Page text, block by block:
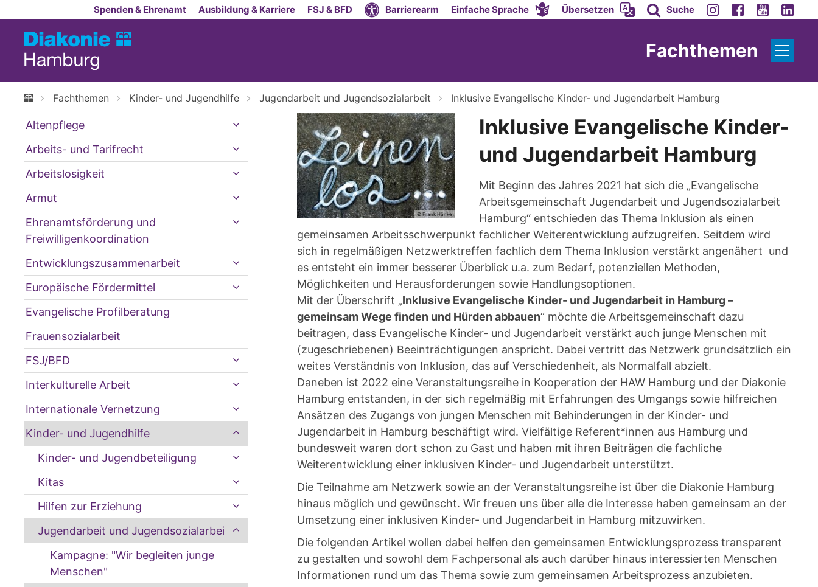
Zum Inhalt springenSpenden & Ehrenamt Ausbildung & Karriere FSJ & BFD Barrierearm Einfache Sprache Übersetzen Suche
Fachthemen
Fachthemen Kinder- und Jugendhilfe Jugendarbeit und Jugendsozialarbeit Inklusive Evangelische Kinder- und Jugendarbeit Hamburg
© Frank Hänke
Inklusive Evangelische Kinder-
und Jugendarbeit Hamburg
Mit Beginn des Jahres 2021 hat sich die „Evangelische
Arbeitsgemeinschaft Jugendarbeit und Jugendsozialarbeit
Hamburg“ entschieden das Thema Inklusion als einen
gemeinsamen Arbeitsschwerpunkt fachlicher Weiterentwicklung aufzugreifen. Seitdem wird
sich in regelmäßigen Netzwerktreffen fachlich dem Thema Inklusion verstärkt angenähert und
es entsteht ein immer besserer Überblick u.a. zum Bedarf, potenziellen Methoden,
Möglichkeiten und Herausforderungen sowie Handlungsoptionen.
Mit der Überschrift „Inklusive Evangelische Kinder- und Jugendarbeit in Hamburg –
gemeinsam Wege finden und Hürden abbauen“ möchte die Arbeitsgemeinschaft dazu
beitragen, dass Evangelische Kinder- und Jugendarbeit verstärkt auch junge Menschen mit
(zugeschriebenen) Beeinträchtigungen anspricht. Dabei vertritt das Netzwerk grundsätzlich ein
weites Verständnis von Inklusion, das auf Verschiedenheit, als Normalfall abzielt.
Daneben ist 2022 eine Veranstaltungsreihe in Kooperation der HAW Hamburg und der Diakonie
Hamburg entstanden, in der sich regelmäßig mit Erfahrungen des Umgangs sowie hilfreichen
Ansätzen des Zugangs von jungen Menschen mit Behinderungen in der Kinder- und
Jugendarbeit in Hamburg beschäftigt wird. Vielfältige Referent*innen aus Hamburg und
bundesweit waren dort schon zu Gast und haben mit ihren Beiträgen die fachliche
Weiterentwicklung einer inklusiven Kinder- und Jugendarbeit unterstützt.
Die Teilnahme am Netzwerk sowie an der Veranstaltungsreihe ist über die Diakonie Hamburg
hinaus möglich und gewünscht. Wir freuen uns über alle die Interesse haben gemeinsam an der
Umsetzung einer inklusiven Kinder- und Jugendarbeit in Hamburg mitzuwirken.
Die folgenden Artikel wollen dabei helfen den gemeinsamen Entwicklungsprozess transparent
zu gestalten und sowohl dem Fachpersonal als auch darüber hinaus interessierten Menschen
Informationen rund um das Thema sowie zum gemeinsamen Arbeitsprozess anzubieten.
Altenpflege
Arbeits- und Tarifrecht
Arbeitslosigkeit
Armut
Ehrenamtsförderung und
Freiwilligenkoordination
Entwicklungszusammenarbeit
Europäische Fördermittel
Evangelische Profilberatung
Frauensozialarbeit
FSJ/BFD
Interkulturelle Arbeit
Internationale Vernetzung
Kinder- und Jugendhilfe
Kinder- und Jugendbeteiligung
Kitas
Hilfen zur Erziehung
Jugendarbeit und Jugendsozialarbeit
Kampagne: "Wir begleiten junge
Menschen"